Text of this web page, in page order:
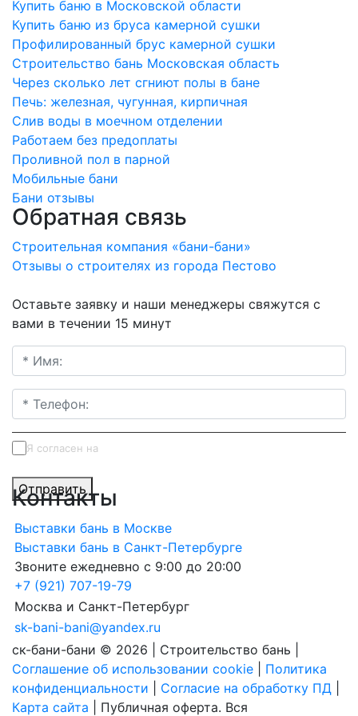
Купить баню в Московской области
Купить баню из бруса камерной сушки
Профилированный брус камерной сушки
Строительство бань Московская область
Через сколько лет сгниют полы в бане
Печь: железная, чугунная, кирпичная
Слив воды в моечном отделении
Работаем без предоплаты
Проливной пол в парной
Мобильные бани
Бани отзывы
Обратная связь
Строительная компания «бани-бани»
Отзывы о строителях из города Пестово
Оставьте заявку и наши менеджеры свяжутся с
вами в течении 15 минут
Я согласен на
Отправить
Контакты
Выставки бань в Москве
Выставки бань в Санкт-Петербурге
Звоните ежедневно с 9:00 до 20:00
+7 (921) 707-19-79
Москва и Санкт-Петербург
sk-bani-bani@yandex.ru
ск-бани-бани © 2026 | Строительство бань |
Соглашение об использовании cookie
Политика
конфиденциальности
Согласие на обработку ПД
Карта сайта | Публичная оферта. Вся